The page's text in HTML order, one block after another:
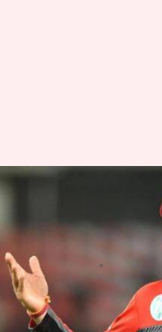
विराट कोहली
RCB अब तक
खिताब
लेखन मोहम्मद वाहिद
क्या है खबर?